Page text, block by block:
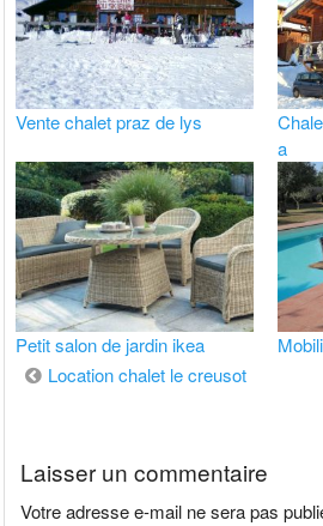
Vente chalet praz de lys
a
Petit salon de jardin ikea
Navigation
Location chalet le creusot
Laisser un commentaire
Votre adresse e-mail ne sera pas